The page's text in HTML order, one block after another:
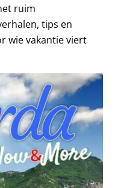
ruim
tips en
wie vakantie viert